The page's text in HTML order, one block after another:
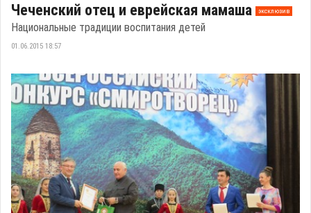
Чеченский отец и еврейская мамаша эксклюзив
Национальные традиции воспитания детей
01.06.2015 18:57